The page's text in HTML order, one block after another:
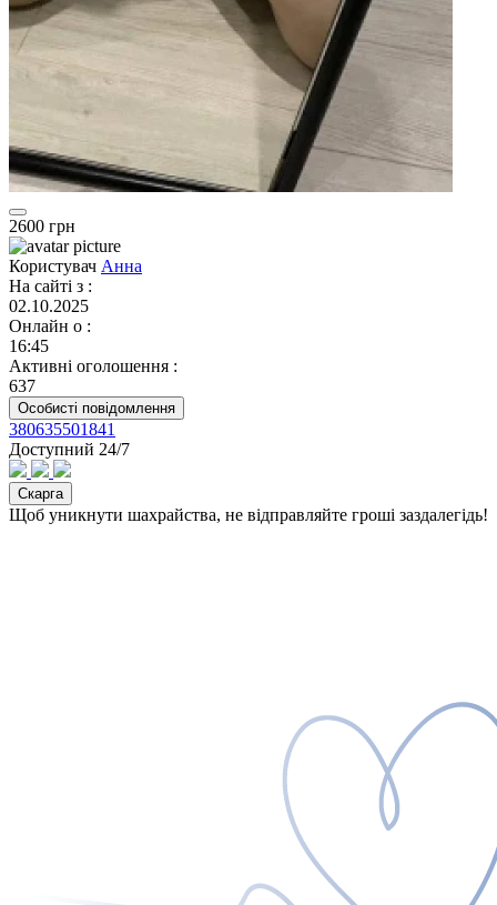
2600 грн
Користувач Анна
На сайті з :
02.10.2025
Онлайн о :
16:45
Активні оголошення :
637
Особисті повідомлення
380635501841
Доступний 24/7
Скарга
Щоб уникнути шахрайства, не відправляйте гроші заздалегідь!